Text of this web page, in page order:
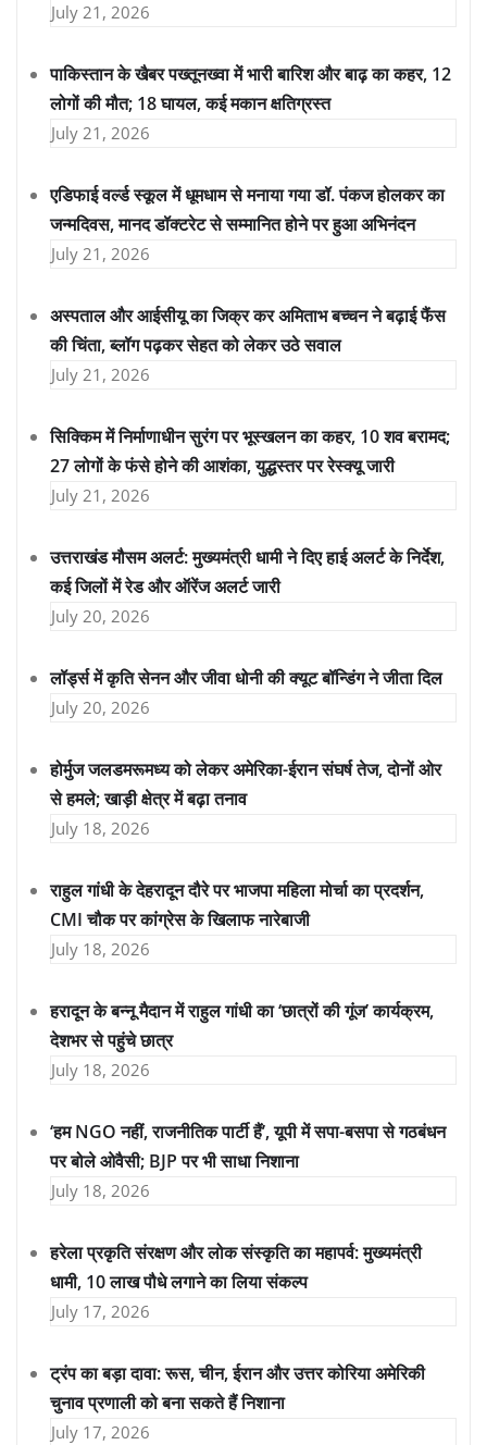
July 21, 2026
पाकिस्तान के खैबर पख्तूनख्वा में भारी बारिश और बाढ़ का कहर, 12
लोगों की मौत; 18 घायल, कई मकान क्षतिग्रस्त
July 21, 2026
एडिफाई वर्ल्ड स्कूल में धूमधाम से मनाया गया डॉ. पंकज होलकर का
जन्मदिवस, मानद डॉक्टरेट से सम्मानित होने पर हुआ अभिनंदन
July 21, 2026
अस्पताल और आईसीयू का जिक्र कर अमिताभ बच्चन ने बढ़ाई फैंस
की चिंता, ब्लॉग पढ़कर सेहत को लेकर उठे सवाल
July 21, 2026
सिक्किम में निर्माणाधीन सुरंग पर भूस्खलन का कहर, 10 शव बरामद;
27 लोगों के फंसे होने की आशंका, युद्धस्तर पर रेस्क्यू जारी
July 21, 2026
उत्तराखंड मौसम अलर्ट: मुख्यमंत्री धामी ने दिए हाई अलर्ट के निर्देश,
कई जिलों में रेड और ऑरेंज अलर्ट जारी
July 20, 2026
लॉर्ड्स में कृति सेनन और जीवा धोनी की क्यूट बॉन्डिंग ने जीता दिल
July 20, 2026
होर्मुज जलडमरूमध्य को लेकर अमेरिका-ईरान संघर्ष तेज, दोनों ओर
से हमले; खाड़ी क्षेत्र में बढ़ा तनाव
July 18, 2026
राहुल गांधी के देहरादून दौरे पर भाजपा महिला मोर्चा का प्रदर्शन,
CMI चौक पर कांग्रेस के खिलाफ नारेबाजी
July 18, 2026
हरादून के बन्नू मैदान में राहुल गांधी का ‘छात्रों की गूंज’ कार्यक्रम,
देशभर से पहुंचे छात्र
July 18, 2026
‘हम NGO नहीं, राजनीतिक पार्टी हैं’, यूपी में सपा-बसपा से गठबंधन
पर बोले ओवैसी; BJP पर भी साधा निशाना
July 18, 2026
हरेला प्रकृति संरक्षण और लोक संस्कृति का महापर्व: मुख्यमंत्री
धामी, 10 लाख पौधे लगाने का लिया संकल्प
July 17, 2026
ट्रंप का बड़ा दावा: रूस, चीन, ईरान और उत्तर कोरिया अमेरिकी
चुनाव प्रणाली को बना सकते हैं निशाना
July 17, 2026